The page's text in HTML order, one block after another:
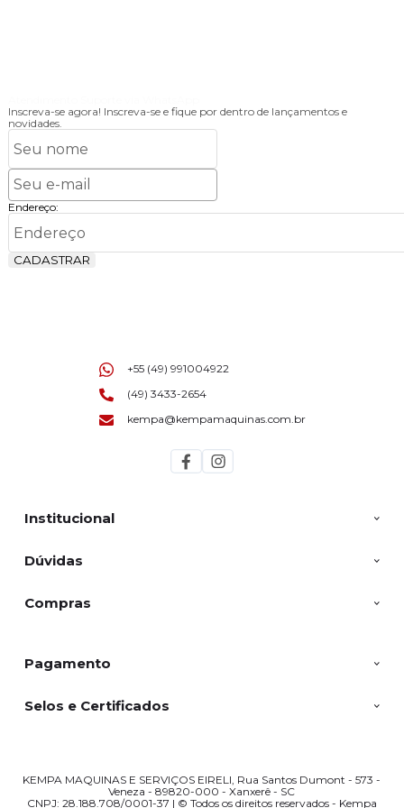
Inscreva-se agora! Inscreva-se e fique por dentro de lançamentos e
novidades.
Endereço:
CADASTRAR
Institucional
Dúvidas
Compras
+55 (49) 991004922
(49) 3433-2654
kempa@kempamaquinas.com.br
Pagamento
Selos e Certificados
KEMPA MAQUINAS E SERVIÇOS EIRELI, Rua Santos Dumont - 573 -
Veneza - 89820-000 - Xanxerê - SC
CNPJ: 28.188.708/0001-37 | © Todos os direitos reservados - Kempa